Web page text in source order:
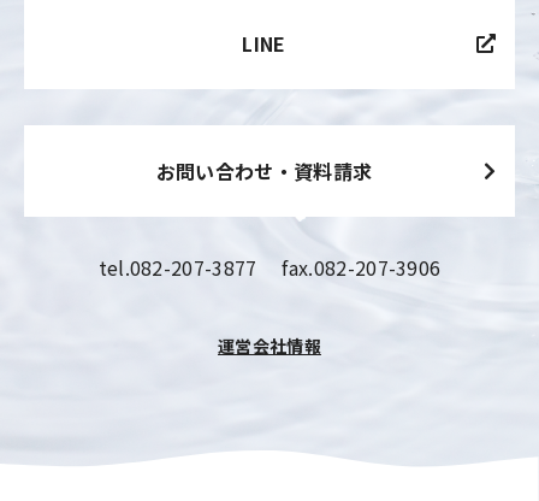
LINE
お問い合わせ・資料請求
tel.082-207-3877 fax.082-207-3906
運営会社情報